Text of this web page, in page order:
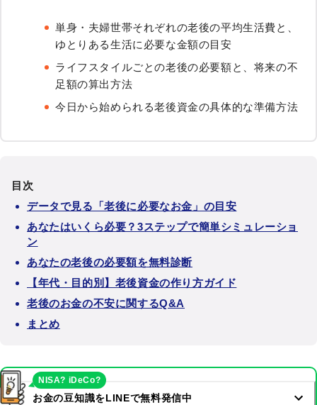
単身・夫婦世帯それぞれの老後の平均生活費と、
ゆとりある生活に必要な金額の目安
ライフスタイルごとの老後の必要額と、将来の不
足額の算出方法
今日から始められる老後資金の具体的な準備方法
目次
データで見る「老後に必要なお金」の目安
あなたはいくら必要？3ステップで簡単シミュレーショ
ン
あなたの老後の必要額を無料診断
【年代・目的別】老後資金の作り方ガイド
老後のお金の不安に関するQ&A
まとめ
お金の豆知識をLINEで無料発信中
NISA? iDeCo?